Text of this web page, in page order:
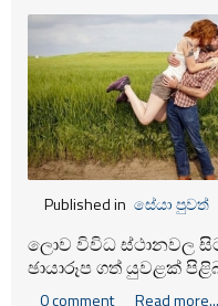
Published in සේයා පුවත්
ලොව විවිධ ස්ථානවල
ඡායාරූප ගත් යුවළක්
ප්‍රාන්තයෙන් වාර්තා වෙයි.
0 comment Read more...